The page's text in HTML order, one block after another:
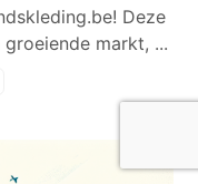
Deze
markt, ...